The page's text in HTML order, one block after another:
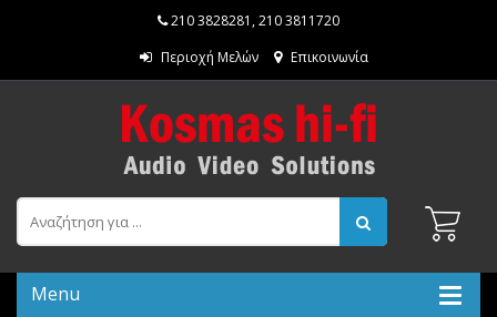
210 3828281 ,210 3811720
Περιοχή Μελών
Επικοινωνία
Menu